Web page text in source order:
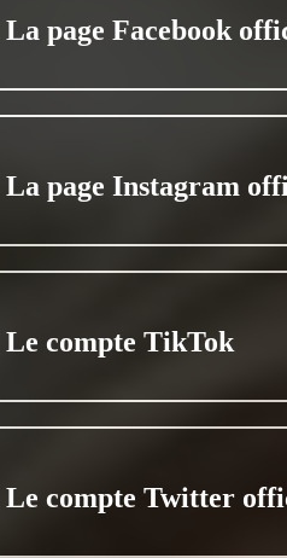
La page Facebook
La page Instagram
Le compte TikTok
Le compte Twitter